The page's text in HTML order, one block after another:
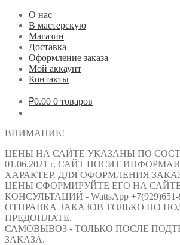
О нас
В мастерскую
Магазин
Доставка
Оформление заказа
Мой аккаунт
Контакты
₽0.00 0 товаров
ВНИМАНИЕ!
ЦЕНЫ НА САЙТЕ УКАЗАНЫ ПО
01.06.2021 г. САЙТ НОСИТ
ХАРАКТЕР. ДЛЯ ОФОРМЛЕНИЯ
ЦЕНЫ СФОРМИРУЙТЕ ЕГО НА
КОНСУЛЬТАЦИЙ - WattsApp +7(929)651-
ОТПРАВКА ЗАКАЗОВ ТОЛЬКО ПО
ПРЕДОПЛАТЕ.
САМОВЫВОЗ - ТОЛЬКО ПОСЛЕ
ЗАКАЗА.